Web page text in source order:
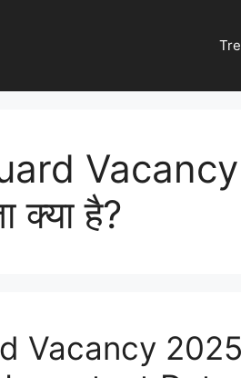
क्या है?
Vacancy